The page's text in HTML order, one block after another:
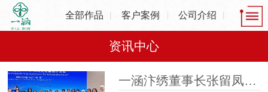
全部作品 客户案例 公司介绍
资讯中心
一涵汴绣董事长张留凤出席中乌妇女发展合作论坛，共话非遗产业发展新机遇